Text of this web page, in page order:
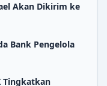
Akan Dikirim ke
Bank Pengelola
Tingkatkan